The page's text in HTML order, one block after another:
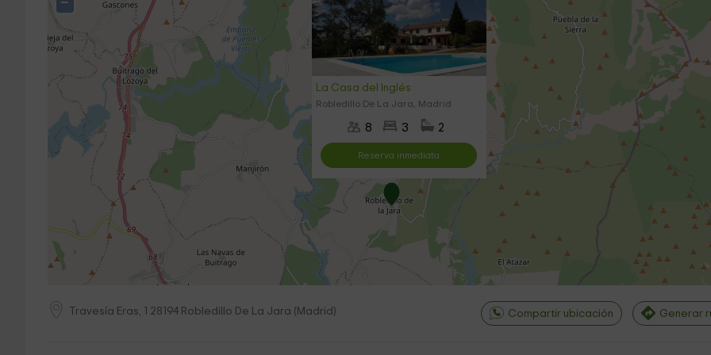
La Casa del Inglés
Robledillo De La Jara, Madrid
8 3 2
Reserva inmediata
Travesía Eras, 1 28194 Robledillo De La Jara ( Madrid ) Compartir ubicación Generar